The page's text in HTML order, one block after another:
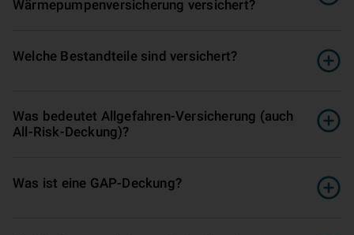
Wärmepumpenver­si­che­rung versichert?
Welche Bestandteile sind versichert?
Was bedeutet Allgefahren-Ver­si­che­rung (auch
All-Risk-Deckung)?
Was ist eine GAP-Deckung?